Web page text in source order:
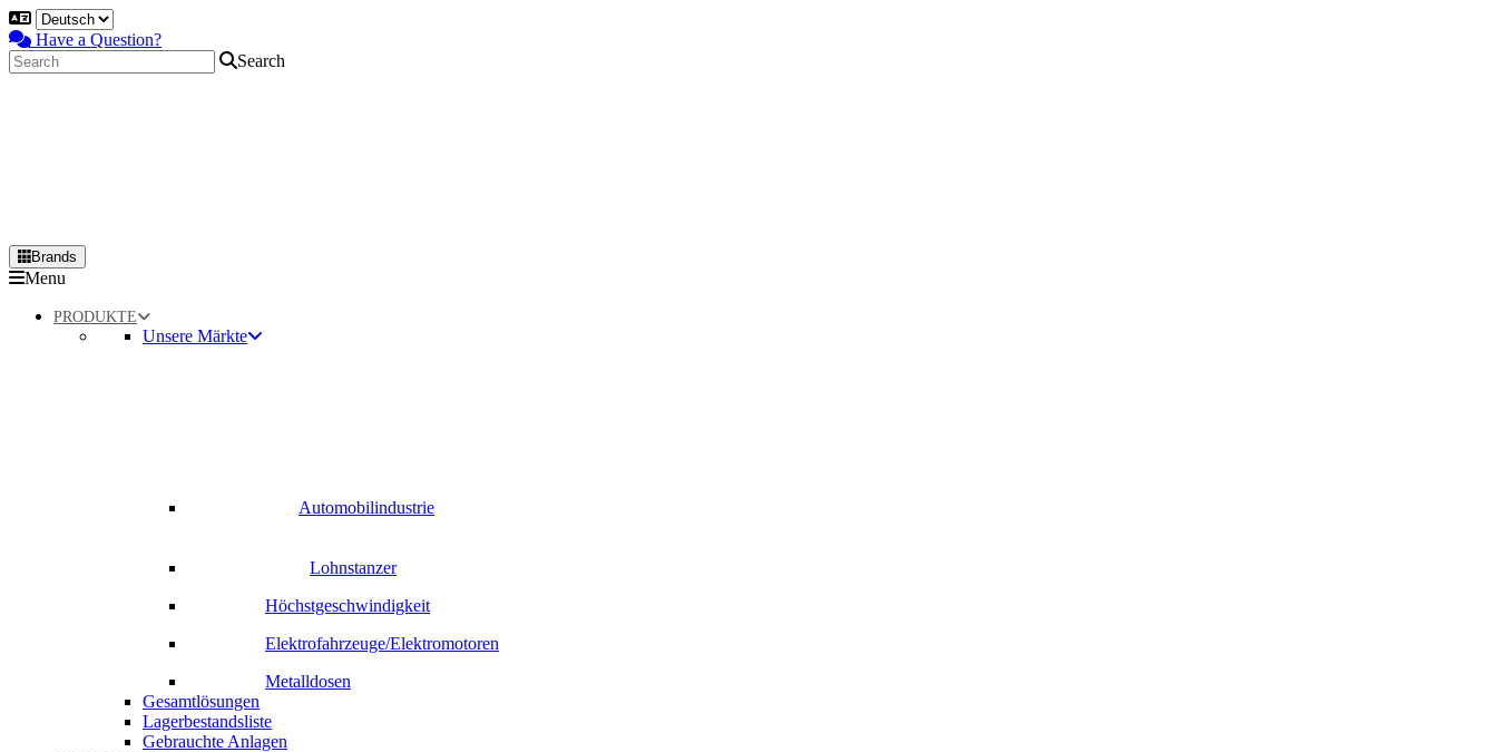
Have a Question?
Search
Brands
Primary
Menu
PRODUKTE
Unsere Märkte
Automobilindustrie
Lohnstanzer
Höchstgeschwindigkeit
Elektrofahrzeuge/Elektromotoren
Metalldosen
Gesamtlösungen
Lagerbestandsliste
Gebrauchte Anlagen